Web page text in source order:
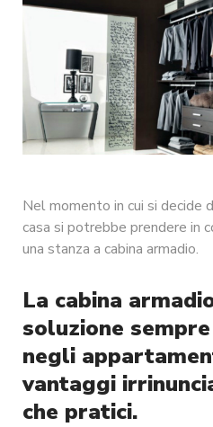
Nel momento in cui si decide
casa si potrebbe prendere in
una stanza a cabina armadio.
La cabina
soluzione
negli
vantaggi
che pratici.